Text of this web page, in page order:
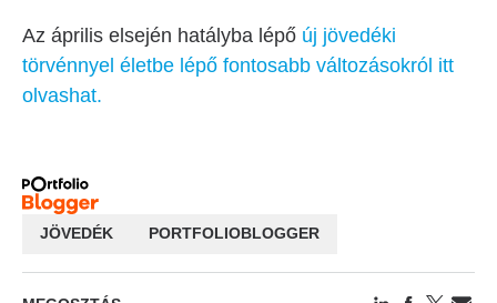
Az április elsején hatályba lépő új jövedéki
törvénnyel életbe lépő fontosabb változásokról itt
olvashat.
JÖVEDÉK PORTFOLIOBLOGGER